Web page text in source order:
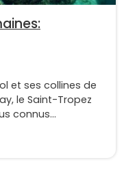
et ses collines de
le Saint-Tropez
connus...